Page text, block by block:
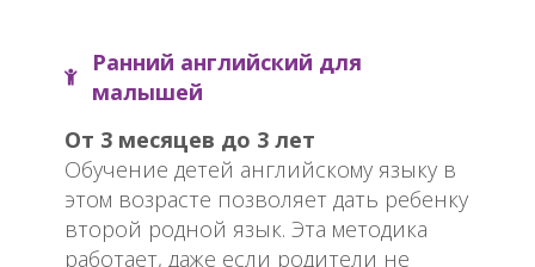
Ранний английский для
малышей
От 3 месяцев до 3 лет
Обучение детей английскому языку в
этом возрасте позволяет дать ребенку
второй родной язык. Эта методика
работает, даже если родители не